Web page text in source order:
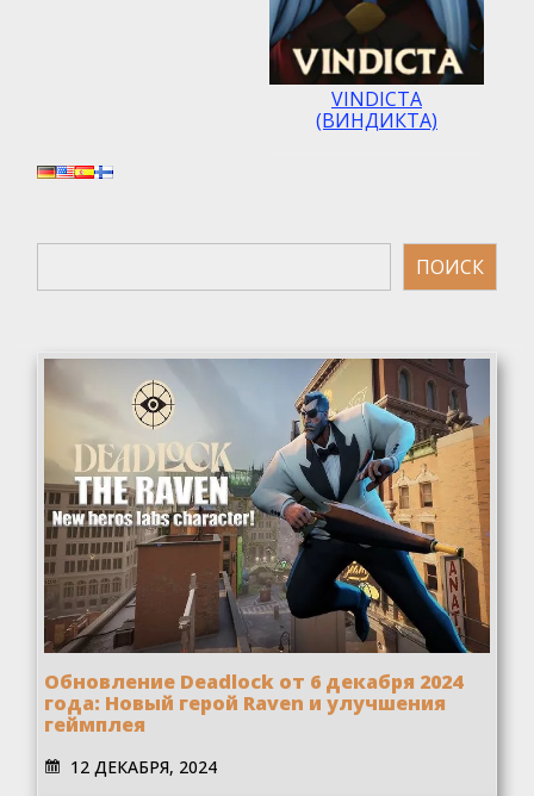
VINDICTA
(ВИНДИКТА)
Поиск
ПОИСК
Обновление Deadlock от 6 декабря 2024
года: Новый герой Raven и улучшения
геймплея
12 ДЕКАБРЯ, 2024